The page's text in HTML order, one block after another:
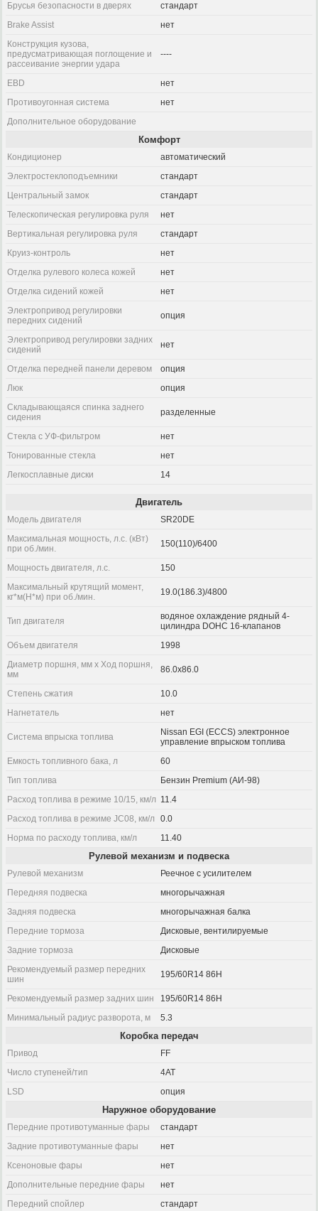
Брусья безопасности в дверях
стандарт
Brake Assist
нет
Конструкция кузова,
предусматривающая поглощение и
рассеивание энергии удара
----
EBD
нет
Противоугонная система
нет
Дополнительное оборудование
Комфорт
Кондиционер
автоматический
Электростеклоподъемники
стандарт
Центральный замок
стандарт
Телескопическая регулировка руля
нет
Вертикальная регулировка руля
стандарт
Круиз-контроль
нет
Отделка рулевого колеса кожей
нет
Отделка сидений кожей
нет
Электропривод регулировки
передних сидений
опция
Электропривод регулировки задних
сидений
нет
Отделка передней панели деревом
опция
Люк
опция
Складывающаяся спинка заднего
сидения
разделенные
Стекла с УФ-фильтром
нет
Тонированные стекла
нет
Легкосплавные диски
14
Двигатель
Модель двигателя
SR20DE
Максимальная мощность, л.с. (кВт)
при об./мин.
150(110)/6400
Мощность двигателя, л.с.
150
Максимальный крутящий момент,
кг*м(Н*м) при об./мин.
19.0(186.3)/4800
Тип двигателя
водяное охлаждение рядный 4-
цилиндра DOHC 16-клапанов
Объем двигателя
1998
Диаметр поршня, мм x Ход поршня,
мм
86.0x86.0
Степень сжатия
10.0
Нагнетатель
нет
Система впрыска топлива
Nissan EGI (ECCS) электронное
управление впрыском топлива
Емкость топливного бака, л
60
Тип топлива
Бензин Premium (АИ-98)
Расход топлива в режиме 10/15, км/л 11.4
Расход топлива в режиме JC08, км/л
0.0
Норма по расходу топлива, км/л
11.40
Рулевой механизм и подвеска
Рулевой механизм
Реечное с усилителем
Передняя подвеска
многорычажная
Задняя подвеска
многорычажная балка
Передние тормоза
Дисковые, вентилируемые
Задние тормоза
Дисковые
Рекомендуемый размер передних
шин
195/60R14 86H
Рекомендуемый размер задних шин
195/60R14 86H
Минимальный радиус разворота, м
5.3
Коробка передач
Привод
FF
Число ступеней/тип
4AT
LSD
опция
Наружное оборудование
Передние противотуманные фары
стандарт
Задние противотуманные фары
нет
Ксеноновые фары
нет
Дополнительные передние фары
нет
Передний спойлер
стандарт